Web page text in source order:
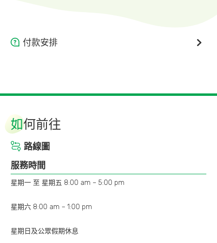
付款安排
如你的保險計劃屬認可出院毋須直接付款類別，而所使用服
如何前往
路線圖
服務時間
星期一 至 星期五 8:00 am – 5:00 pm
星期六 8:00 am – 1:00 pm
星期日及公眾假期休息